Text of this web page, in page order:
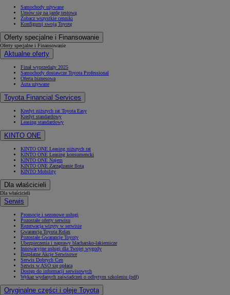
Samochody używane
Umów się na jazdę testową
Zobacz wszystkie cenniki
Konfiguruj swoją Toyotę
Oferty specjalne i Finansowanie
Oferty specjalne i Finansowanie
Aktualne oferty
Finał wyprzedaży 2025
Samochody dostawcze Toyota Professional
Oferta biznesowa
Auta używane
Toyota Financial Services
Kredyt niższych rat Toyota Easy
Kredyt standardowy
Leasing standardowy
KINTO ONE
KINTO ONE Leasing niższych rat
KINTO ONE Leasing konsumencki
KINTO ONE Najem
KINTO ONE Zarządzanie flotą
KINTO Mobility
Dla właścicieli
Dla właścicieli
Serwis
Promocje i sezonowe usługi
Pozostałe oferty serwisu
Rezerwacja wizyty w serwisie
Gwarancja Toyota Relax
Pozostałe Gwarancje Toyoty
Ubezpieczenia i naprawy blacharsko-lakiernicze
Innowacyjne usługi dla Twojej wygody
Bezpłatne Akcje Serwisowe
Serwis Dobrych Cen
Serwis w ASO się opłaca
Dostęp do informacji serwisowych
Wykaz wydanych zaświadczeń o odbytym szkoleniu (pdf)
Oryginalne części i oleje Toyota